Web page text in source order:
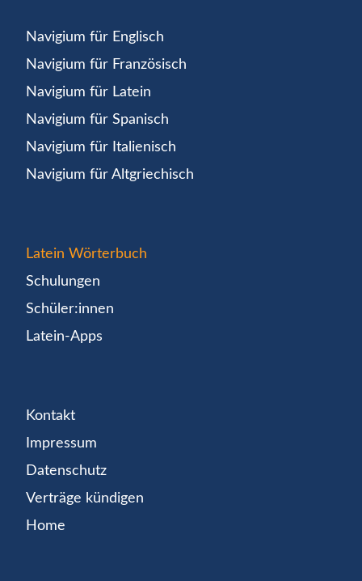
Navigium für Englisch
Navigium für Französisch
Navigium für Latein
Navigium für Spanisch
Navigium für Italienisch
Navigium für Altgriechisch
Latein Wörterbuch
Schulungen
Schüler:innen
Latein-Apps
Kontakt
Impressum
Datenschutz
Verträge kündigen
Home